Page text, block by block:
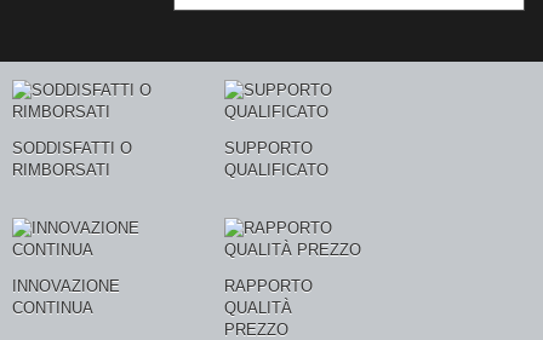
SODDISFATTI O
RIMBORSATI
SUPPORTO
QUALIFICATO
INNOVAZIONE
CONTINUA
RAPPORTO
QUALITÀ
PREZZO